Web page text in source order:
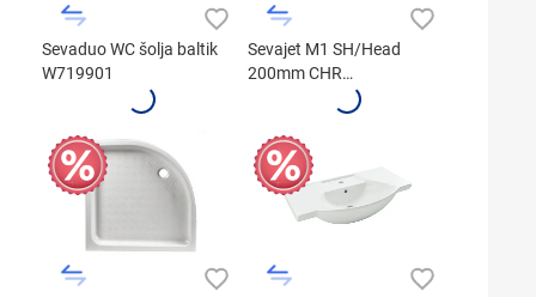
Sevaduo WC šolja baltik
W719901
Sevajet M1 SH/Head
200mm CHR
Wall/ARM300 B9369AA